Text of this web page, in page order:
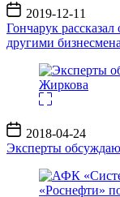
Дата
записи
2019-12-11
Гончарук
другими
Дата
записи
2018-04-24
Эксперты